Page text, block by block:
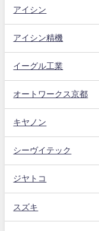
アイシン
アイシン精機
イーグル工業
オートワークス京都
キヤノン
シーヴイテック
ジヤトコ
スズキ